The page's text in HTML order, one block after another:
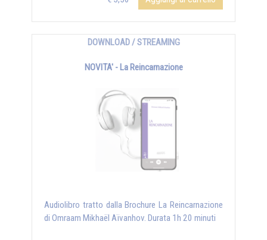
DOWNLOAD / STREAMING
NOVITA' - La Reincarnazione
Audiolibro tratto dalla Brochure La Reincarnazione
di Omraam Mikhaël Aïvanhov. Durata 1h 20 minuti